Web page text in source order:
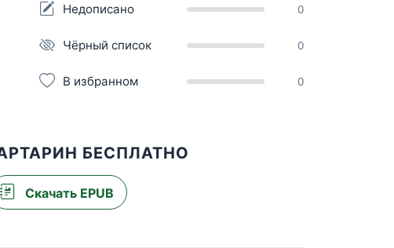
Недописано 0
Чёрный список 0
В избранном 0
БЕСПЛАТНО
Скачать EPUB